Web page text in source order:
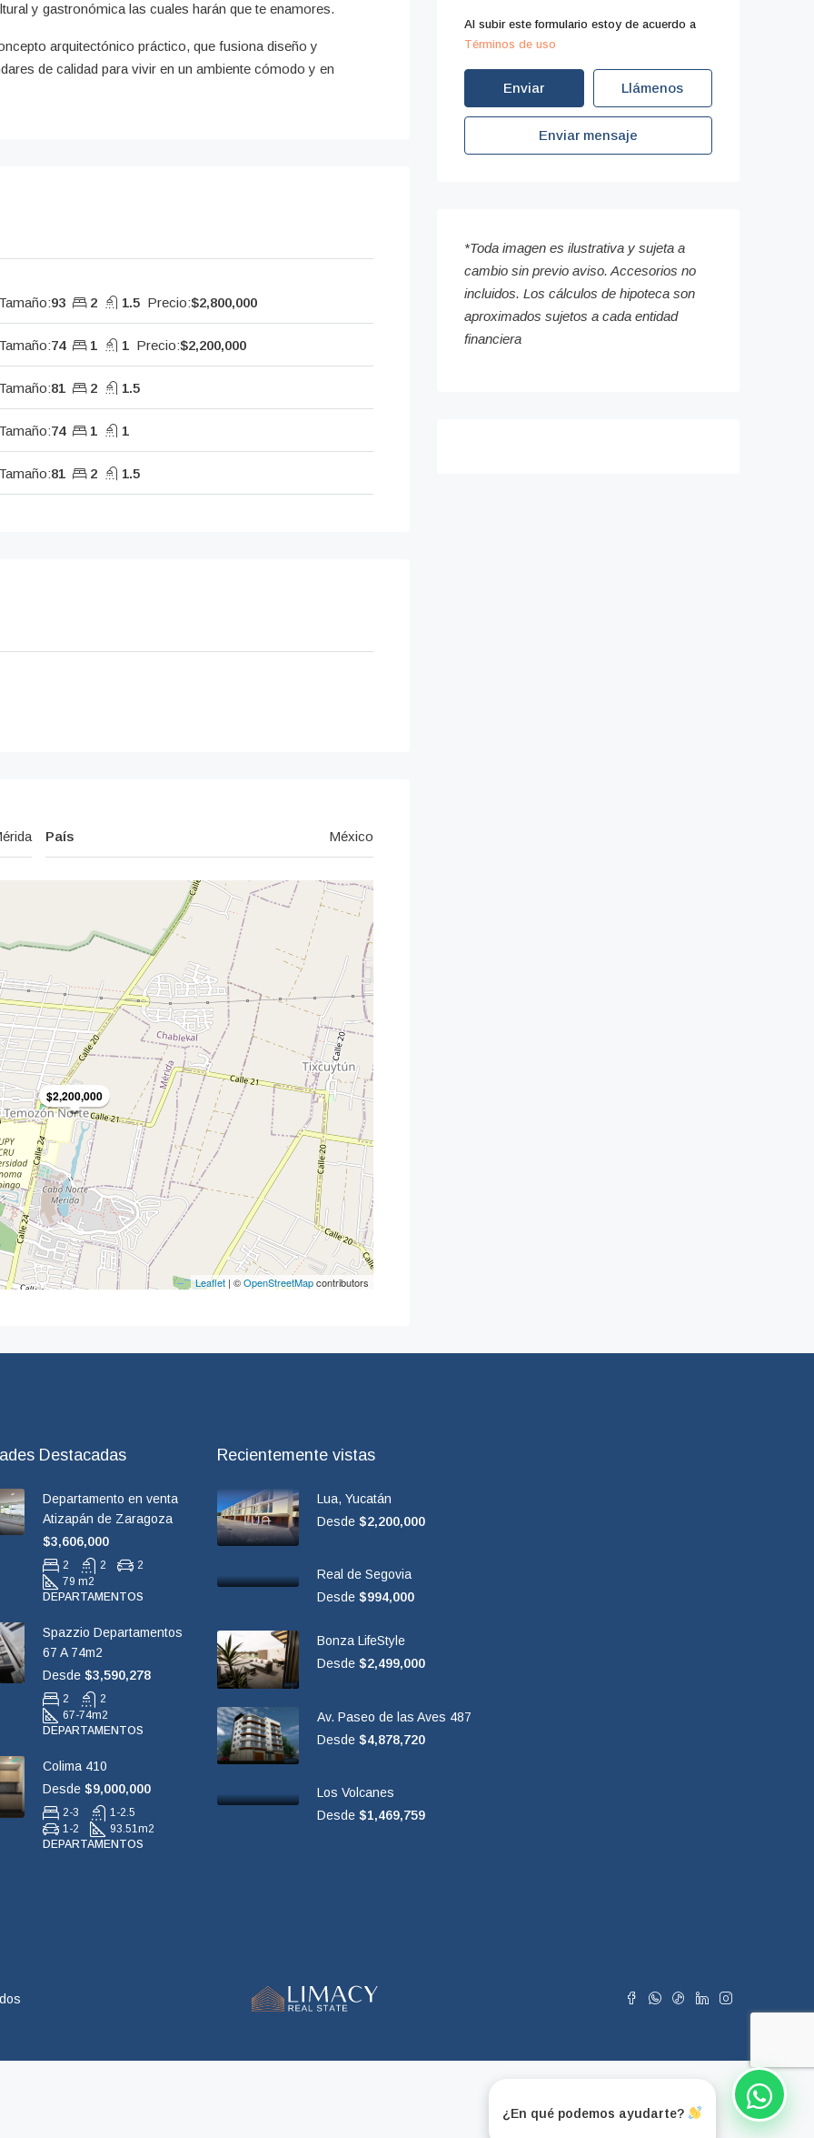
y gastronómica las cuales harán que te enamores.
arquitectónico práctico, que fusiona diseño y
de calidad para vivir en un ambiente cómodo y en
93 2 1.5 Precio:$2,800,000
74 1 1 Precio:$2,200,000
81 2 1.5
74 1 1
81 2 1.5
País México
$2,200,000
Leaflet | ©OpenStreetMapcontributors
Al subir este formulario estoy de acuerdo a
Términos de uso
Enviar Llámenos
Enviar mensaje
*Toda imagen es ilustrativa y sujeta a
cambio sin previo aviso. Accesorios no
incluidos. Los cálculos de hipoteca son
aproximados sujetos a cada entidad
financiera
Destacadas
Departamento en venta
Atizapán de Zaragoza
$3,606,000
2 2
2
79 m2
DEPARTAMENTOS
Spazzio Departamentos
67 A 74m2
Desde $3,590,278
2
2
67-74m2
DEPARTAMENTOS
Colima 410
Desde $9,000,000
2-3
1-2.5
1-2
93.51m2
DEPARTAMENTOS
Recientemente vistas
Lua, Yucatán
Desde $2,200,000
Real de Segovia
Desde $994,000
Bonza LifeStyle
Desde $2,499,000
Av. Paseo de las Aves 487
Desde $4,878,720
Los Volcanes
Desde $1,469,759
¿En qué podemos ayudarte?